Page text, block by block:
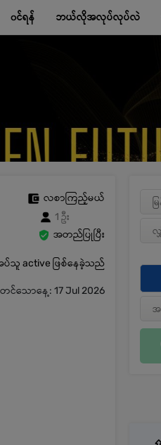
၀င်ရန် ဘယ်လိုအလုပ်လုပ်လဲ
လစာကြည့်မယ်
1 ဦး
အတည်ပြုပြီး
active ဖြစ်နေခဲ့သည်
တင်သောနေ့: 17 Jul 2026